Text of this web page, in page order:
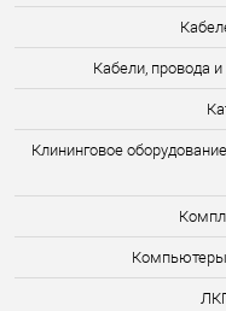
Кабели, провода
Клининговое